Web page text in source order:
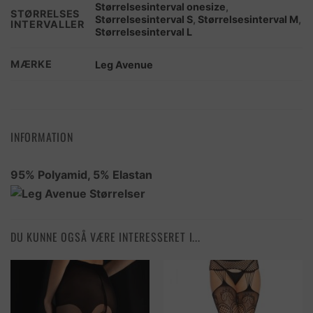
STØRRELSES
INTERVALLER
Størrelsesinterval onesize
Størrelsesinterval S Størrelsesinterval M
Størrelsesinterval L
MÆRKE Leg Avenue
INFORMATION
95% Polyamid, 5% Elastan
DU KUNNE OGSÅ VÆRE INTERESSERET I...